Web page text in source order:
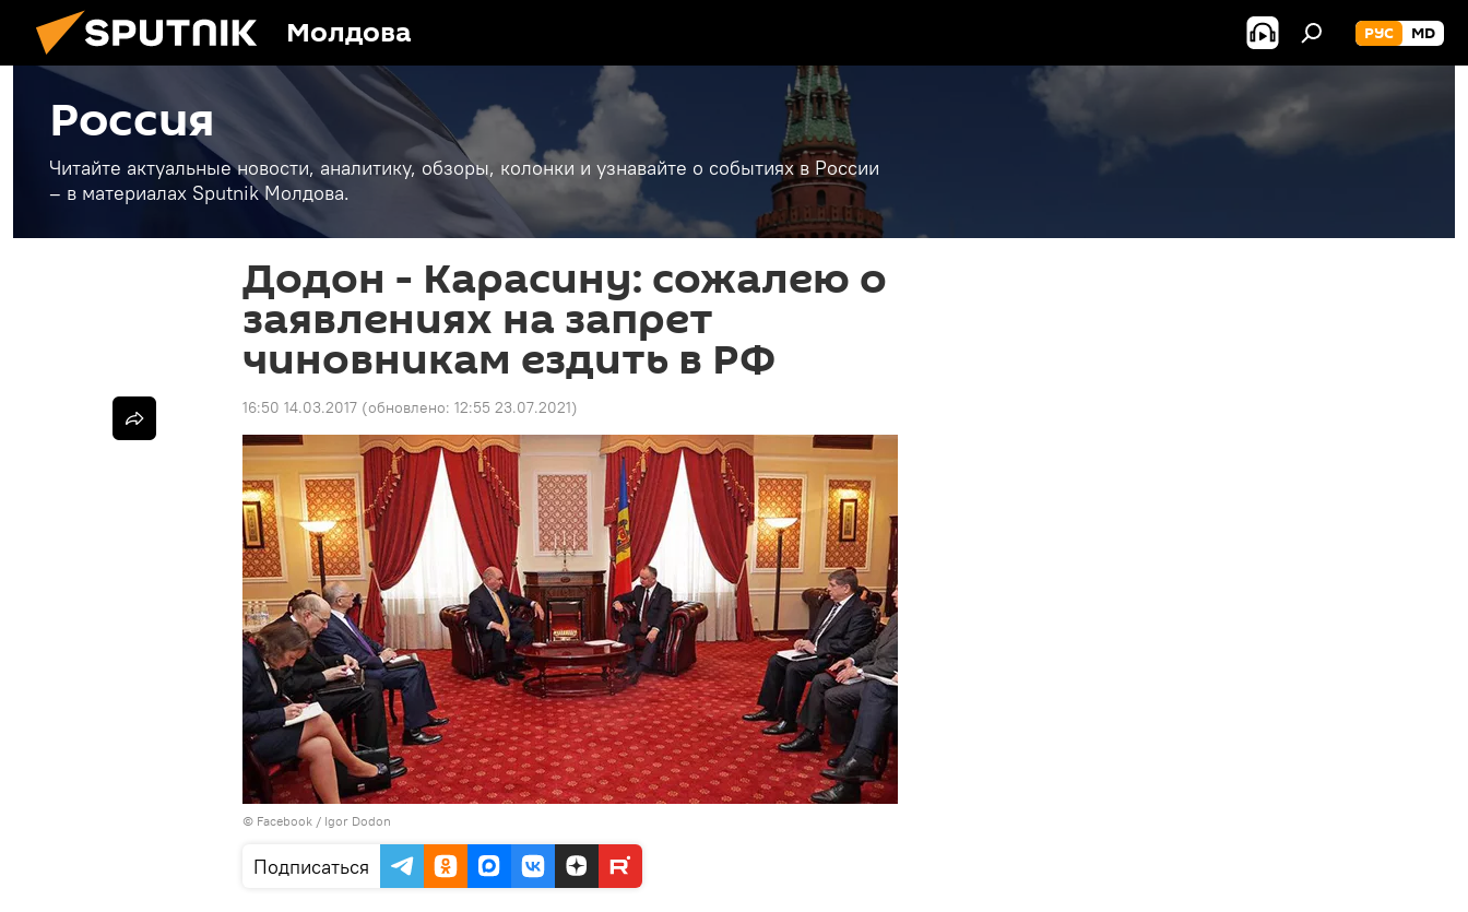
Молдова РУС MD
Россия
Читайте актуальные новости, аналитику, обзоры, колонки и узнавайте о событиях в России
– в материалах Sputnik Молдова.
Додон - Карасину: сожалею о
заявлениях на запрет
чиновникам ездить в РФ
16:50 14.03.2017 (обновлено: 12:55 23.07.2021)
© Facebook / Igor Dodon
Подписаться